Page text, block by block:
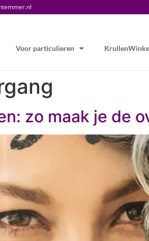
Voor particulieren
zo maak je de